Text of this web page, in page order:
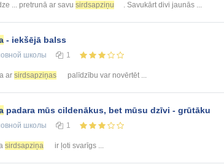
... pretrunā ar savu sirdsapziņu . Savukārt divi jaunās ...
- iekšējā balss
школы 1
ar sirdsapziņas palīdzību var novērtēt ...
padara mūs cildenākus, bet mūsu dzīvi - grūtāku
школы 1
sirdsapziņa ir ļoti svarīgs ...